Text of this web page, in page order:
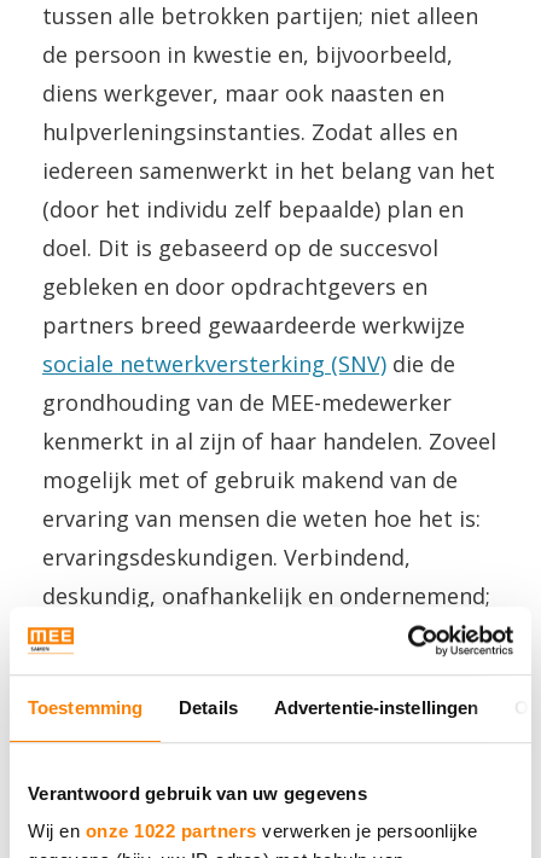
Toestemming Details Advertentie-instellingen
Verantwoord gebruik van uw gegevens
Wij en onze 1022 partners verwerken je persoonlijke
tussen alle betrokken partijen; niet alleen
de persoon in kwestie en, bijvoorbeeld,
diens werkgever, maar ook naasten en
hulpverleningsinstanties. Zodat alles en
iedereen samenwerkt in het belang van het
(door het individu zelf bepaalde) plan en
doel. Dit is gebaseerd op de succesvol
gebleken en door opdrachtgevers en
partners breed gewaardeerde werkwijze
sociale netwerkversterking (SNV) die de
grondhouding van de MEE-medewerker
kenmerkt in al zijn of haar handelen. Zoveel
mogelijk met of gebruik makend van de
ervaring van mensen die weten hoe het is:
ervaringsdeskundigen. Verbindend,
deskundig, onafhankelijk en ondernemend;
de kernwaarden van MEE.